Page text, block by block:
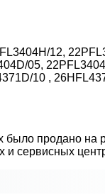
12,
05,
10 ,
было продано на
и сервисных